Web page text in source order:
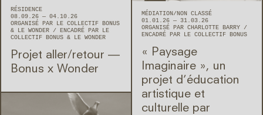
RÉSIDENCE
08.09.26 — 04.10.26
ORGANISÉ PAR LE COLLECTIF BONUS
& LE WONDER
ENCADRÉ PAR LE
COLLECTIF BONUS & LE WONDER
Projet aller/retour —
Bonus x Wonder
MÉDIATION
NON CLASSÉ
01.01.26 — 31.03.26
ORGANISÉ PAR CHARLOTTE BARRY
ENCADRÉ PAR LE COLLECTIF BONUS
« Paysage
Imaginaire », un
projet d’éducation
artistique et
culturelle par